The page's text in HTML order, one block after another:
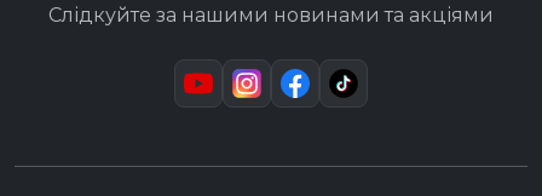
Слідкуйте за нашими новинами та акціями